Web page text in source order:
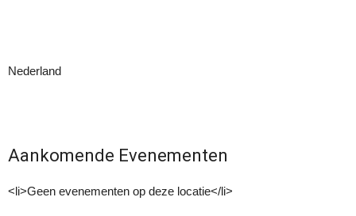
Nederland
Aankomende Evenementen
<li>Geen evenementen op deze locatie</li>